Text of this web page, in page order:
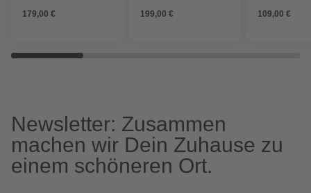
179,00 €
199,00 € 109,00 €
Newsletter: Zusammen
machen wir Dein Zuhause zu
einem schöneren Ort.